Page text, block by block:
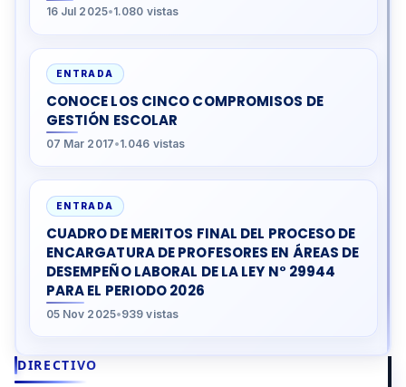
DIRECTIVO
16 Jul 2025•1.080 vistas
ENTRADA
CONOCE LOS CINCO COMPROMISOS DE
GESTIÓN ESCOLAR
07 Mar 2017•1.046 vistas
ENTRADA
CUADRO DE MERITOS FINAL DEL PROCESO DE
ENCARGATURA DE PROFESORES EN ÁREAS DE
DESEMPEÑO LABORAL DE LA LEY N° 29944
PARA EL PERIODO 2026
05 Nov 2025•939 vistas